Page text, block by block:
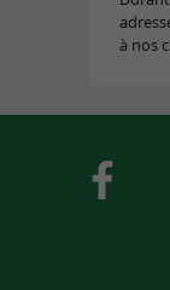
à nos